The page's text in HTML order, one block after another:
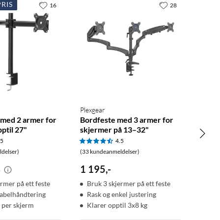
2 armer for
27"
på ett feste
skjerm
16
Plexgear
Bordfeste med 3 armer for
skjermer på 13–32"
4.5
(33 kundeanmeldelser)
1 195,-
Bruk 3 skjermer på ett feste
Rask og enkel justering
Klarer opptil 3x8 kg
28